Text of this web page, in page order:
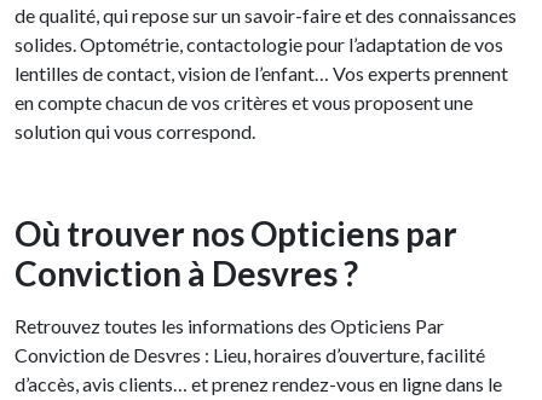
de qualité, qui repose sur un savoir-faire et des connaissances
solides. Optométrie, contactologie pour l’adaptation de vos
lentilles de contact, vision de l’enfant… Vos experts prennent
en compte chacun de vos critères et vous proposent une
solution qui vous correspond.
Où trouver nos Opticiens par
Conviction à Desvres ?
Retrouvez toutes les informations des Opticiens Par
Conviction de Desvres : Lieu, horaires d’ouverture, facilité
d’accès, avis clients… et prenez rendez-vous en ligne dans le